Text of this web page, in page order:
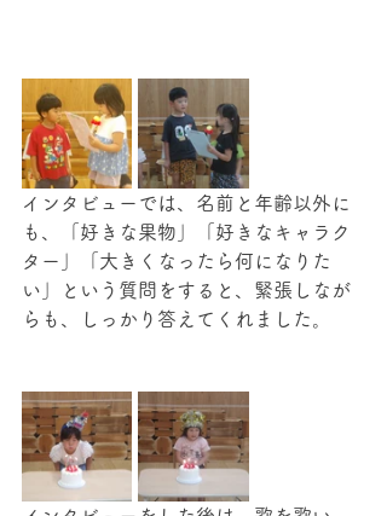
インタビューでは、名前と年齢以外に
も、「好きな果物」「好きなキャラク
ター」「大きくなったら何になりた
い」という質問をすると、緊張しなが
らも、しっかり答えてくれました。